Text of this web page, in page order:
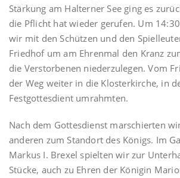
Stärkung am Halterner See ging es
die Pflicht hat wieder gerufen. Um
wir mit den Schützen und den
Friedhof um am Ehrenmal den Kranz
die Verstorbenen niederzulegen. Vom
der Weg weiter in die Klosterkirche, in
Festgottesdient umrahmten.
Nach dem Gottesdienst marschierten
anderen zum Standort des Königs. Im
Markus I. Brexel spielten wir zur
Stücke, auch zu Ehren der Königin